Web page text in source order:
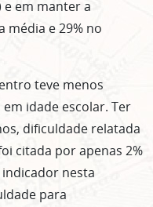
e em manter a
média e 29% no
teve menos
idade escolar. Ter
dificuldade relatada
citada por apenas 2%
nesta
para